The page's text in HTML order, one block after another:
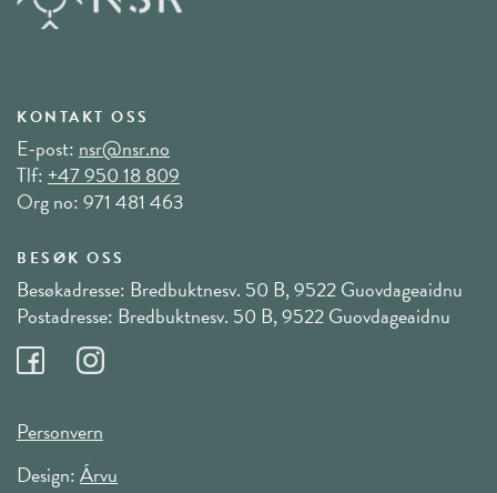
KONTAKT OSS
E-post: nsr@nsr.no
Tlf:+47 950 18 809
Org no: 971 481 463
BESØK OSS
Besøkadresse: Bredbuktnesv. 50 B, 9522 Guovdageaidnu
Postadresse: Bredbuktnesv. 50 B, 9522 Guovdageaidnu
Personvern
Design:Árvu